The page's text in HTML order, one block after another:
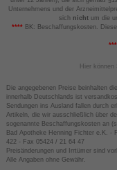
Unternehmens und der
sich nicht um die
****BK: Beschaffungskosten.
Hier
Die angegebenen Preise beinhalten
innerhalb Deutschlands ist
Sendungen ins Ausland fallen durch
Artikeln, die wir ausschließlich über
sogenannte Beschaffungskosten an
Bad Apotheke Henning Fichter e.K. -
422 - Fax 05424 / 21 64 47
Preisänderungen und Irrtümer sind
Alle Angaben ohne Gewähr.